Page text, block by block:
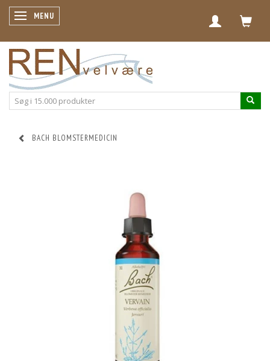
SKIFTE NAVIGATION
MENU
BACH BLOMSTERMEDICIN